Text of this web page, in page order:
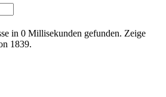
in 0 Millisekunden gefunden. Zeige
1839.